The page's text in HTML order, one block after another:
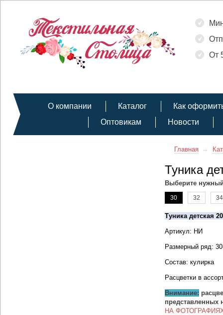
От
О компании Каталог
Как
Оптовикам
Новости
Главная
Туника
Выберите
30 32 34
Туника детская
Артикул: НИ
Размерный ряд:
Состав: кулирка
Расцветки в
Внимание:
представленных
НА